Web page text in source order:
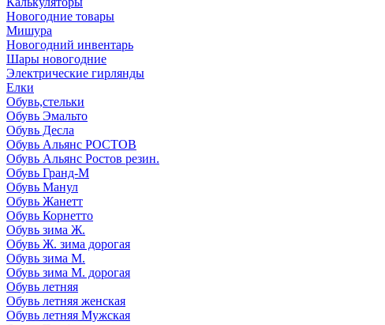
Новогодние товары
Мишура
Новогодний инвентарь
Шары новогодние
Электрические гирлянды
Елки
Обувь,стельки
Обувь Эмальто
Обувь Десла
Обувь Альянс РОСТОВ
Обувь Альянс Ростов резин.
Обувь Гранд-М
Обувь Манул
Обувь Жанетт
Обувь Корнетто
Обувь зима Ж.
Обувь Ж. зима дорогая
Обувь зима М.
Обувь зима М. дорогая
Обувь летняя
Обувь летняя женская
Обувь летняя Мужская